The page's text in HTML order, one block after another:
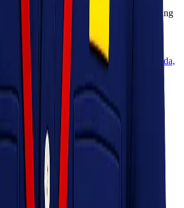
perusahaan jasa pengiriman terpercaya yang
ke seluruh Indonesia dengan cepat,
Blok G No. 11-12 Jurumudi baru, Benda,